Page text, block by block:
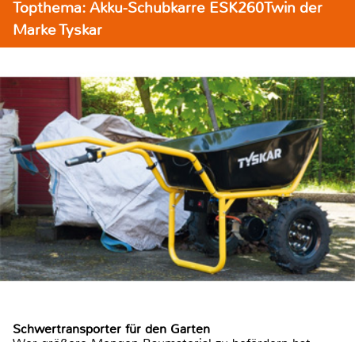
Topthema: Akku-Schubkarre ESK260Twin der
Marke Tyskar
Schwertransporter für den Garten